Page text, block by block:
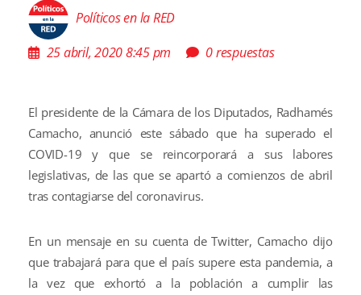
Políticos en la RED
25 abril, 2020 8:45 pm
0 respuestas
El presidente de la Cámara de los Diputados, Radhamés
Camacho, anunció este sábado que ha superado el
COVID-19 y que se reincorporará a sus labores
legislativas, de las que se apartó a comienzos de abril
tras contagiarse del coronavirus.
En un mensaje en su cuenta de Twitter, Camacho dijo
que trabajará para que el país supere esta pandemia, a
la vez que exhortó a la población a cumplir las